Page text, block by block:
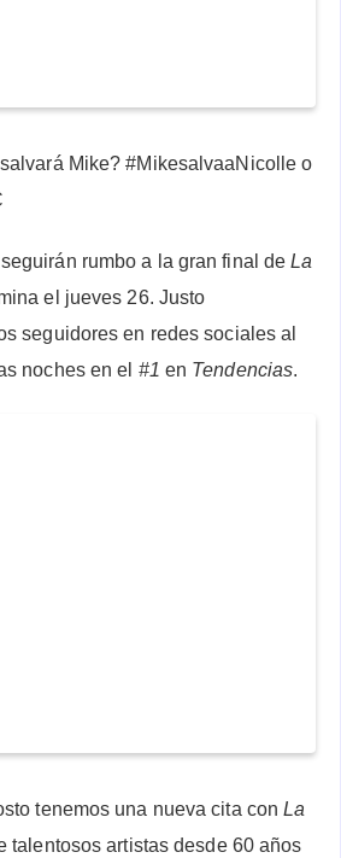
Mike? #MikesalvaaNicolle o
rumbo a la gran final deLa
el jueves 26. Justo
seguidores en redes sociales al
noches en el #1 en Tendencias.
tenemos una nueva cita conLa
talentosos artistas desde 60 años